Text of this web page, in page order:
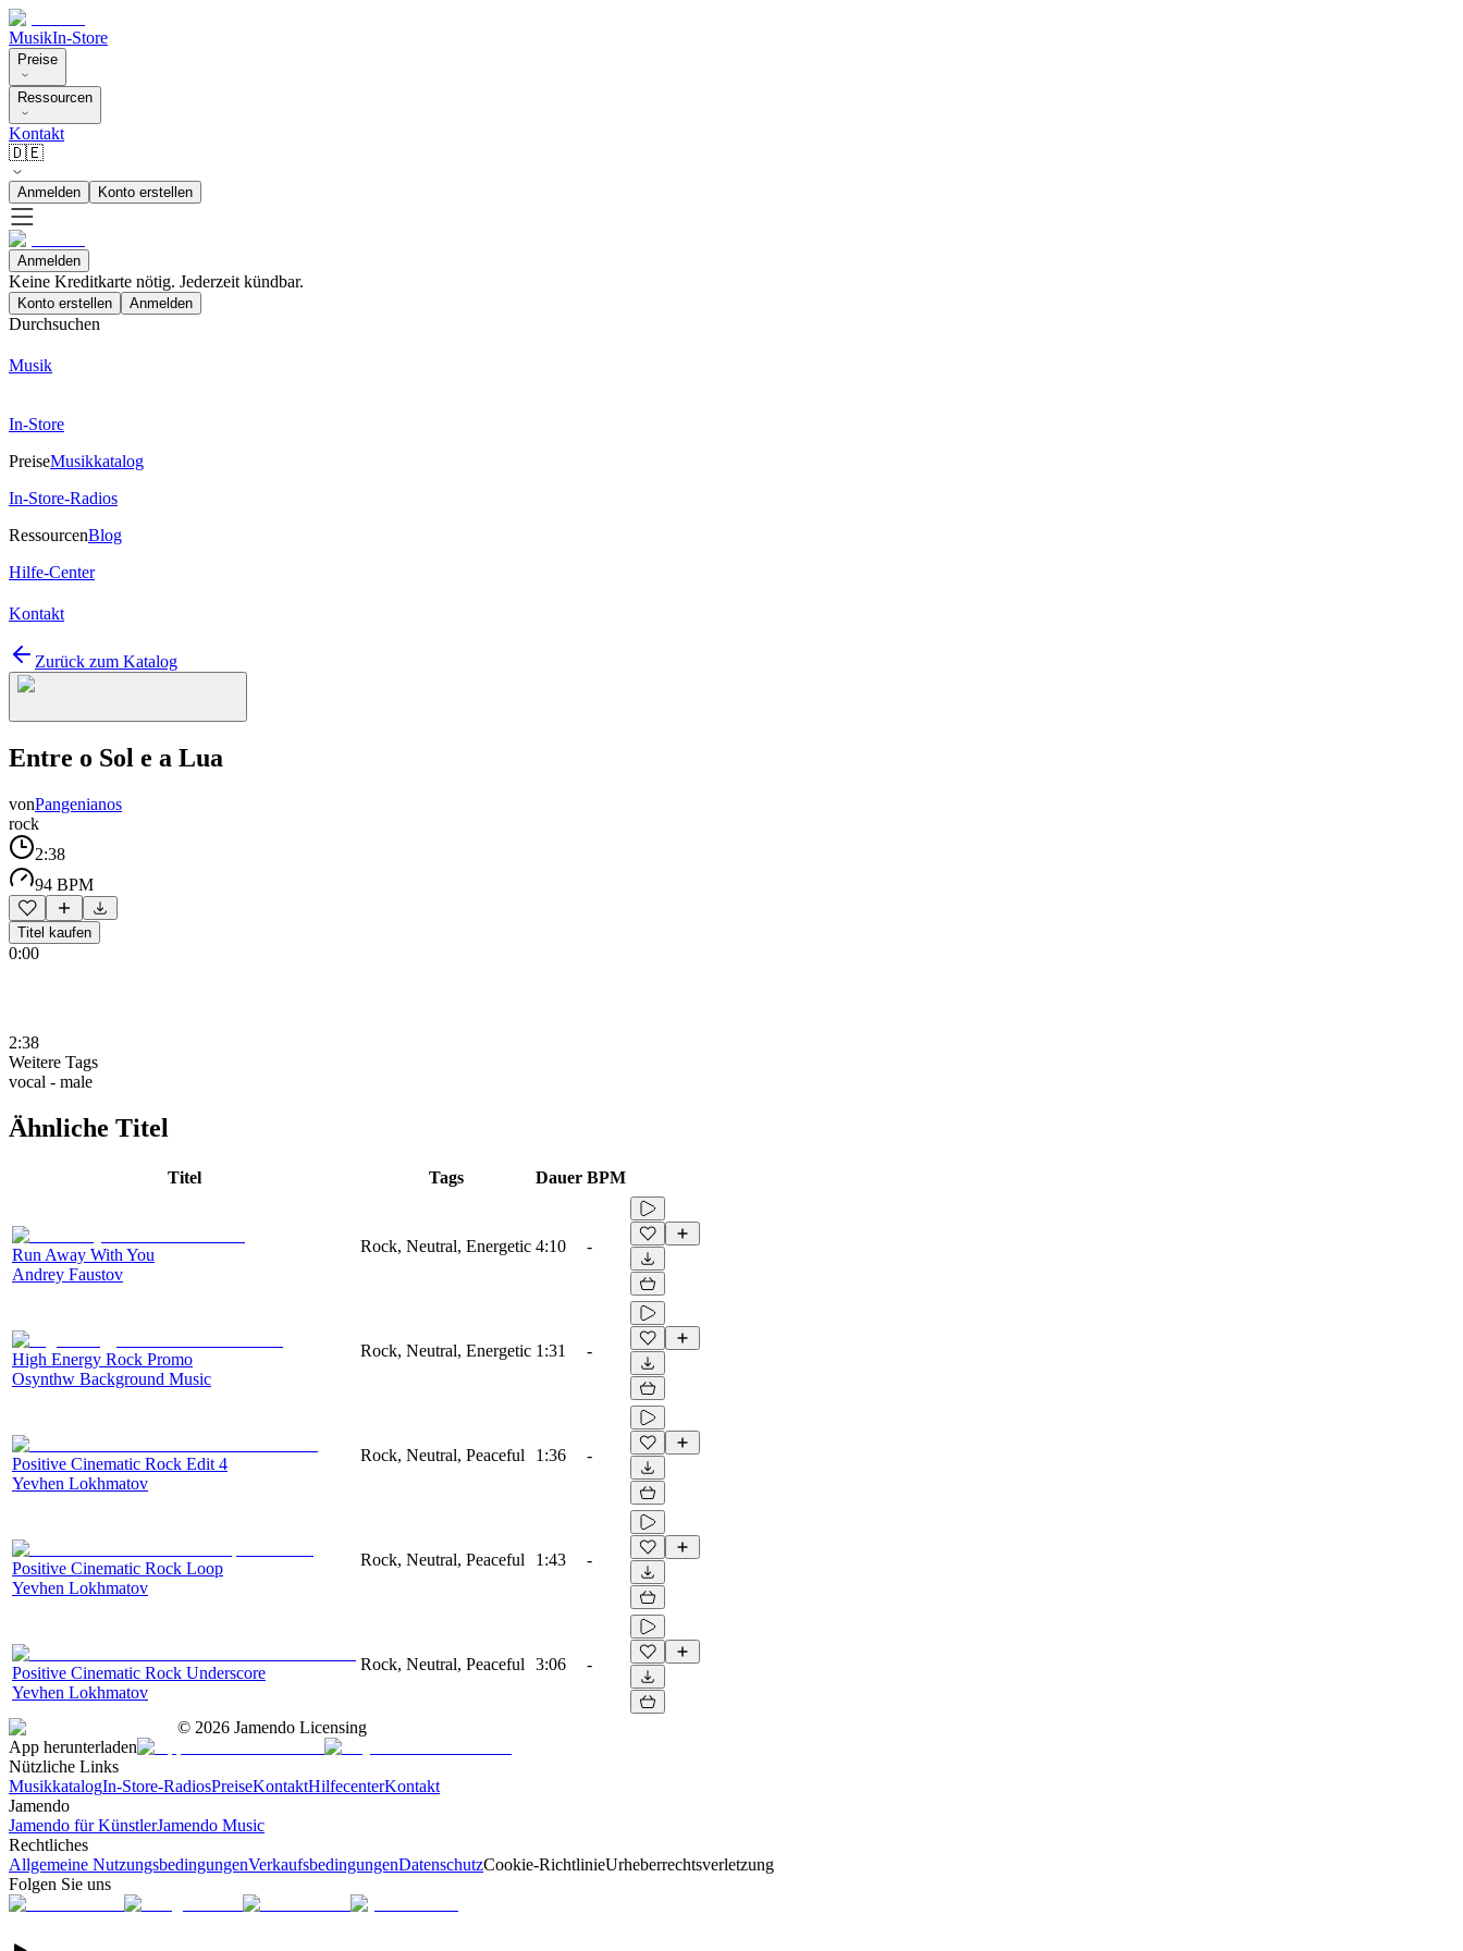
MusikIn-Store
Preise
Ressourcen
Kontakt
🇩🇪
Anmelden Konto erstellen
Anmelden
Keine Kreditkarte nötig. Jederzeit kündbar.
Konto erstellen Anmelden
Durchsuchen
Musik
In-Store
PreiseMusikkatalog
In-Store-Radios
RessourcenBlog
Hilfe-Center
Kontakt
Zurück zum Katalog
Entre o Sol e a Lua
vonPangenianos
rock
2:38
94 BPM
Titel kaufen
0:00
2:38
Weitere Tags
vocal - male
Ähnliche Titel
Titel Tags Dauer BPM
Run Away With You
Andrey Faustov
Rock, Neutral, Energetic 4:10 -
High Energy Rock Promo
Osynthw Background Music
Rock, Neutral, Energetic 1:31 -
Positive Cinematic Rock Edit 4
Yevhen Lokhmatov
Rock, Neutral, Peaceful 1:36 -
Positive Cinematic Rock Loop
Yevhen Lokhmatov
Rock, Neutral, Peaceful 1:43 -
Positive Cinematic Rock Underscore
Yevhen Lokhmatov
Rock, Neutral, Peaceful 3:06 -
© 2026 Jamendo Licensing
App herunterladen
Nützliche Links
MusikkatalogIn-Store-RadiosPreiseKontaktHilfecenterKontakt
Jamendo
Jamendo für KünstlerJamendo Music
Rechtliches
Allgemeine NutzungsbedingungenVerkaufsbedingungenDatenschutzCookie-RichtlinieUrheberrechtsverletzung
Folgen Sie uns